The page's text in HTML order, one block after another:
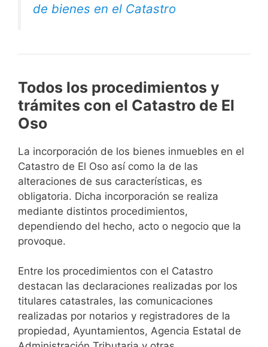
de bienes en el Catastro
Todos los procedimientos y
trámites con el Catastro de El
Oso
La incorporación de los bienes inmuebles en el
Catastro de El Oso así como la de las
alteraciones de sus características, es
obligatoria. Dicha incorporación se realiza
mediante distintos procedimientos,
dependiendo del hecho, acto o negocio que la
provoque.
Entre los procedimientos con el Catastro
destacan las declaraciones realizadas por los
titulares catastrales, las comunicaciones
realizadas por notarios y registradores de la
propiedad, Ayuntamientos, Agencia Estatal de